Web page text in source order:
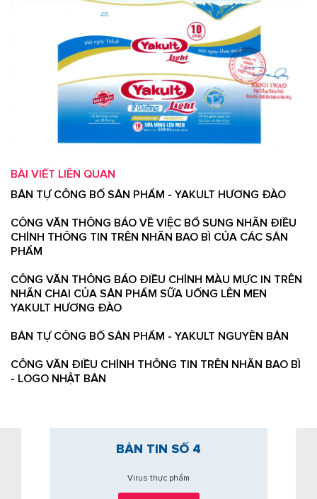
BÀI VIẾT LIÊN QUAN
BẢN TỰ CÔNG BỐ SẢN PHẨM - YAKULT HƯƠNG ĐÀO
CÔNG VĂN THÔNG BÁO VỀ VIỆC BỔ SUNG NHÃN ĐIỀU
CHỈNH THÔNG TIN TRÊN NHÃN BAO BÌ CỦA CÁC SẢN
PHẨM
CÔNG VĂN THÔNG BÁO ĐIỀU CHỈNH MÀU MỰC IN TRÊN
NHÃN CHAI CỦA SẢN PHẨM SỮA UỐNG LÊN MEN
YAKULT HƯƠNG ĐÀO
BẢN TỰ CÔNG BỐ SẢN PHẨM - YAKULT NGUYÊN BẢN
CÔNG VĂN ĐIỀU CHỈNH THÔNG TIN TRÊN NHÃN BAO BÌ
- LOGO NHẬT BẢN
BẢN TIN SỐ 4
Virus thực phẩm